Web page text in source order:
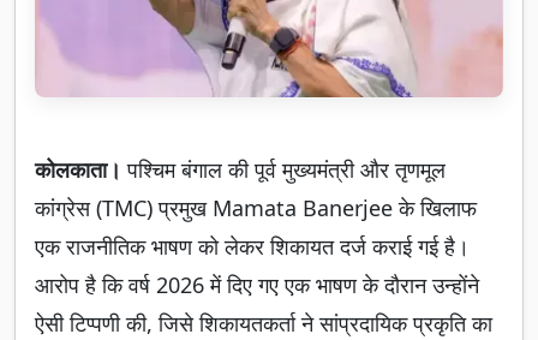
कोलकाता। पश्चिम बंगाल की पूर्व मुख्यमंत्री और तृणमूल
कांग्रेस (TMC) प्रमुख Mamata Banerjee के खिलाफ
एक राजनीतिक भाषण को लेकर शिकायत दर्ज कराई गई है।
आरोप है कि वर्ष 2026 में दिए गए एक भाषण के दौरान उन्होंने
ऐसी टिप्पणी की, जिसे शिकायतकर्ता ने सांप्रदायिक प्रकृति का